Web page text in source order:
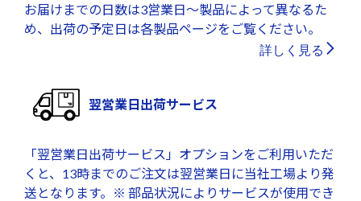
お届けまでの日数は3営業日～製品によって異なるた
め、出荷の予定日は各製品ページをご覧ください。
詳しく見る
翌営業日出荷サービス
「翌営業日出荷サービス」オプションをご利用いただ
くと、13時までのご注文は翌営業日に当社工場より発
送となります。※ 部品状況によりサービスが使用でき